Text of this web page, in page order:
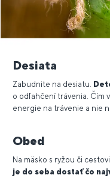
Desiata
Zabudnite na desiatu.
o odľahčení trávenia. Čím
energie na trávenie a nie
Obed
Na mäsko s ryžou či
je do seba dostať čo